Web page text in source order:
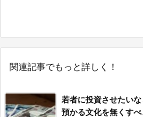
関連記事でもっと詳しく！
若者に投資させたい
預かる文化を無くすべ